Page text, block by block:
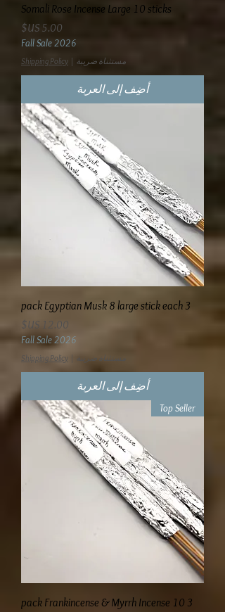
Somali Rose Incense Large 10 sticks
السعر
Fall Sale 2026
مستثناة ضريبة |
Shipping Policy
أضِف إلى العربة
3 pack Egyptian Musk 8 large stick each
السعر
Fall Sale 2026
مستثناة ضريبة |
Shipping Policy
أضِف إلى العربة
Top Seller
3 pack Frankincense & Myrrh Incense 10